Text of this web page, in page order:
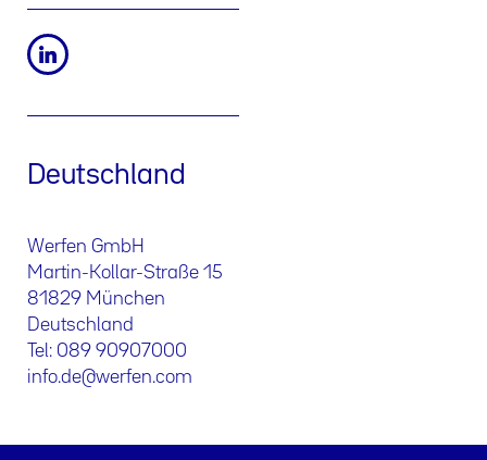
Deutschland
Werfen GmbH
Martin-Kollar-Straße 15
81829 München
Deutschland
Tel: 089 90907000
info.de@werfen.com